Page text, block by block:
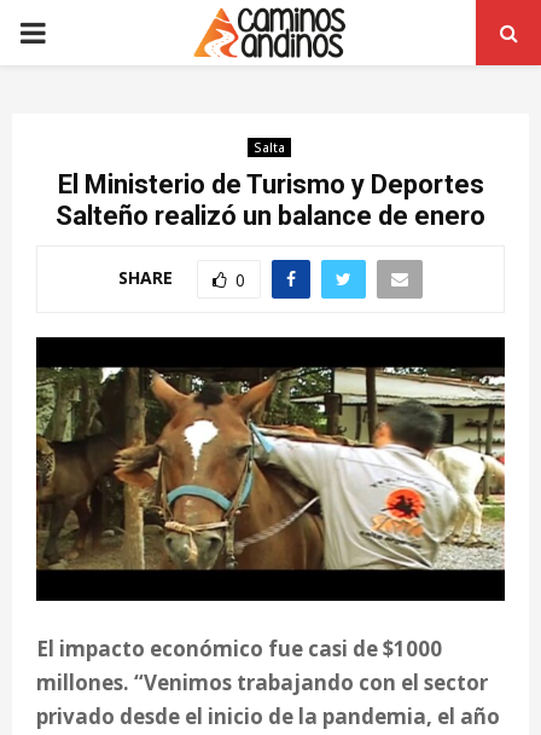
PRIMARY
Salta
El Ministerio de Turismo y Deportes
Salteño realizó un balance de enero
SHARE 0
El impacto económico fue casi de $1000
millones. “Venimos trabajando con el sector
privado desde el inicio de la pandemia, el año